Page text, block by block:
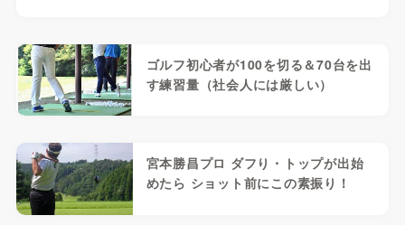
ゴルフ初心者が100を切る＆70台を出
す練習量（社会人には厳しい）
宮本勝昌プロ ダフり・トップが出始
めたら ショット前にこの素振り！